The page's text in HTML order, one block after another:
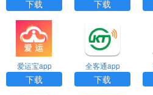
下载 下载
爱运宝app
下载
全客通app
下载